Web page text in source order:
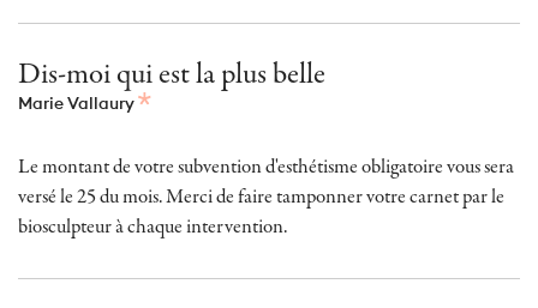
Dis-moi qui est la plus belle
Marie Vallaury
Le montant de votre subvention d'esthétisme obligatoire vous sera
versé le 25 du mois. Merci de faire tamponner votre carnet par le
biosculpteur à chaque intervention.